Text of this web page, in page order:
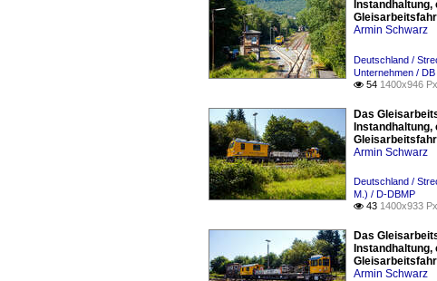
Armin Schwarz
Deutschland /
Unternehmen /
 54 1400x946
Das
Armin Schwarz
Deutschland /
M.) / D-DBMP
 43 1400x933
Das
Armin Schwarz